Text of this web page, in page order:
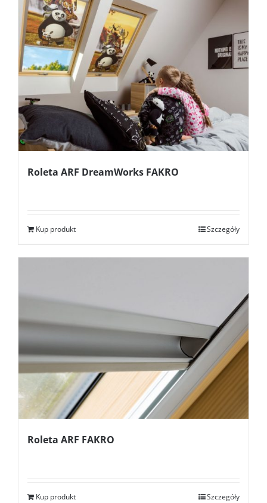
Roleta ARF DreamWorks FAKRO
Kup produkt Szczegóły
Roleta ARF FAKRO
Kup produkt Szczegóły